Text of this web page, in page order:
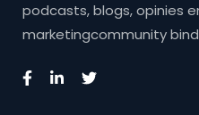
podcasts, blogs, opinies
marketingcommunity